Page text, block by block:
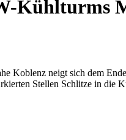
neigt sich dem
Stellen Schlitze in